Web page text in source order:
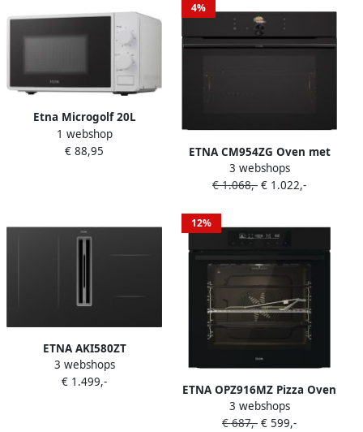
Etna Microgolf 20L
SMV220WIT |
Microgolfovens |
1 webshop
€ 88,95
4%
ETNA CM954ZG Oven met
magnetronfunctie 45 cm
Zwart 50 Liter SoftClose 27
hetelucht Pizza Programma
Ovenverlichting Kinderslot
3 webshops
€ 1.068,- € 1.022,-
ETNA AKI580ZT
Inductiekookplaat met
Geïntegreerde Afzuiging –
3 webshops
€ 1.499,-
12%
ETNA OPZ916MZ Pizza Oven
tot 350°C Turbo Hetelucht
Pyrolyse Matzwart 77 Liter
3 webshops
€ 687,- € 599,-